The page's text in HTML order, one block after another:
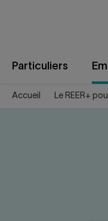
Particuliers
Accueil Le REER+